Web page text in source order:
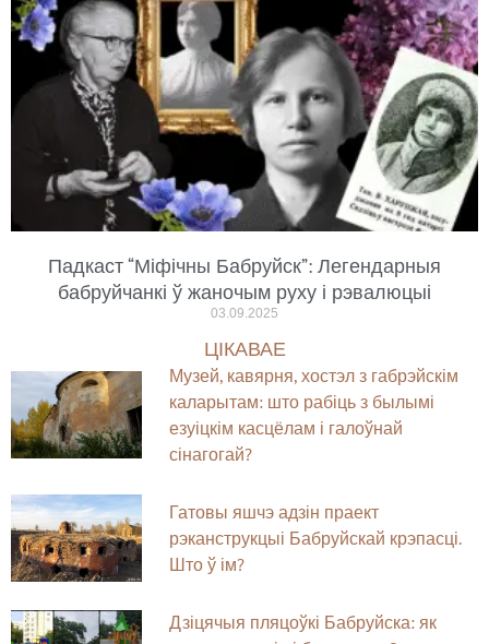
Падкаст “Міфічны Бабруйск”: Легендарныя
бабруйчанкі ў жаночым руху і рэвалюцыі
03.09.2025
ЦІКАВАЕ
Музей, кавярня, хостэл з габрэйскім
каларытам: што рабіць з былымі
езуіцкім касцёлам і галоўнай
сінагогай?
Гатовы яшчэ адзін праект
рэканструкцыі Бабруйскай крэпасці.
Што ў ім?
Дзіцячыя пляцоўкі Бабруйска: як